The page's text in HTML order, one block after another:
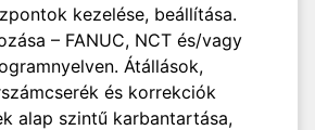
kezelése, beállítása.
– FANUC, NCT és/vagy
Átállások,
és korrekciók
alap szintű karbantartása,